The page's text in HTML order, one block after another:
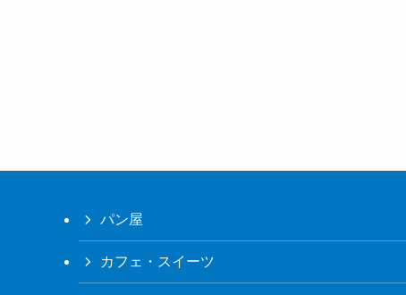
パン屋
カフェ・スイーツ